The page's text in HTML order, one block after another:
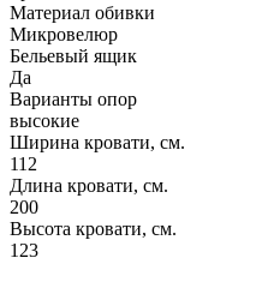
Материал обивки
Микровелюр
Бельевый ящик
Да
Варианты опор
высокие
Ширина кровати, см.
112
Длина кровати, см.
200
Высота кровати, см.
123